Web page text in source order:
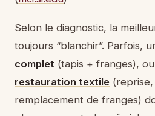
Selon le diagnostic, la
toujours “blanchir”. Parfois,
complet (tapis + franges),
restauration textile
remplacement de franges)